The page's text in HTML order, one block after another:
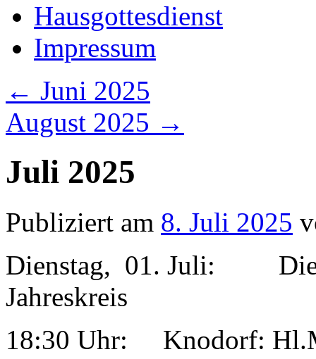
Hausgottesdienst
Impressum
← Juni 2025
August 2025 →
Juli 2025
Publiziert am 8. Juli 2025
Dienstag, 01. Juli:
Jahreskreis
18:30 Uhr: Knodorf: